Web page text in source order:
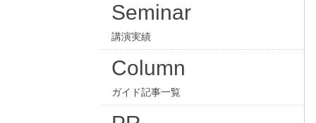
Seminar
講演実績
Column
ガイド記事一覧